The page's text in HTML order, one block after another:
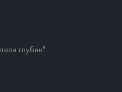
глубин"